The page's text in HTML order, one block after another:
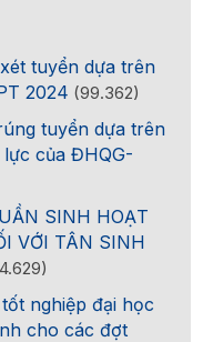
tuyển dựa trên
2024 (99.362)
tuyển dựa trên
của ĐHQG-
SINH HOẠT
VỚI TÂN SINH
nghiệp đại học
cho các đợt